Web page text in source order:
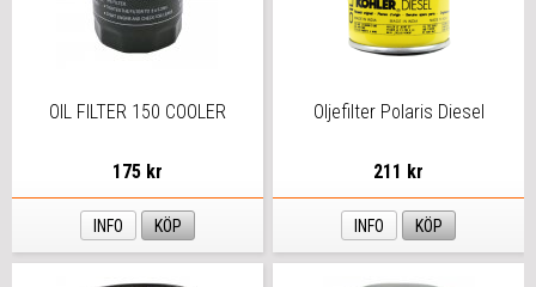
OIL FILTER 150 COOLER
175 kr
INFO KÖP
Oljefilter Polaris Diesel
211 kr
INFO KÖP